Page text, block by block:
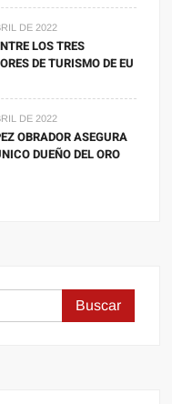
DE 2022
LOS TRES
DE TURISMO DE EU
DE 2022
OBRADOR ASEGURA
DUEÑO DEL ORO
Buscar: